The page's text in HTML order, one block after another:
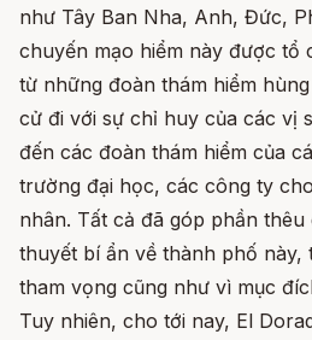
như Tây Ban Nha, Anh, Đức,
chuyến mạo hiểm này được tổ
từ những đoàn thám hiểm
cử đi với sự chỉ huy của các vị
đến các đoàn thám hiểm của
trường đại học, các công ty
nhân. Tất cả đã góp phần
thuyết bí ẩn về thành phố này,
tham vọng cũng như vì mục
Tuy nhiên, cho tới nay, El